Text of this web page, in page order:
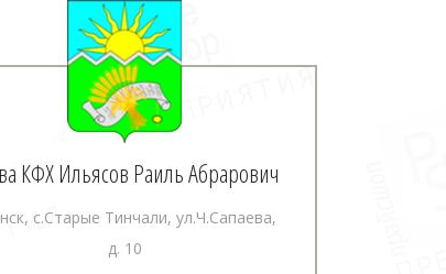
КФХ Ильясов Раиль Абрарович
с.Старые Тинчали, ул.Ч.Сапаева,
д. 10